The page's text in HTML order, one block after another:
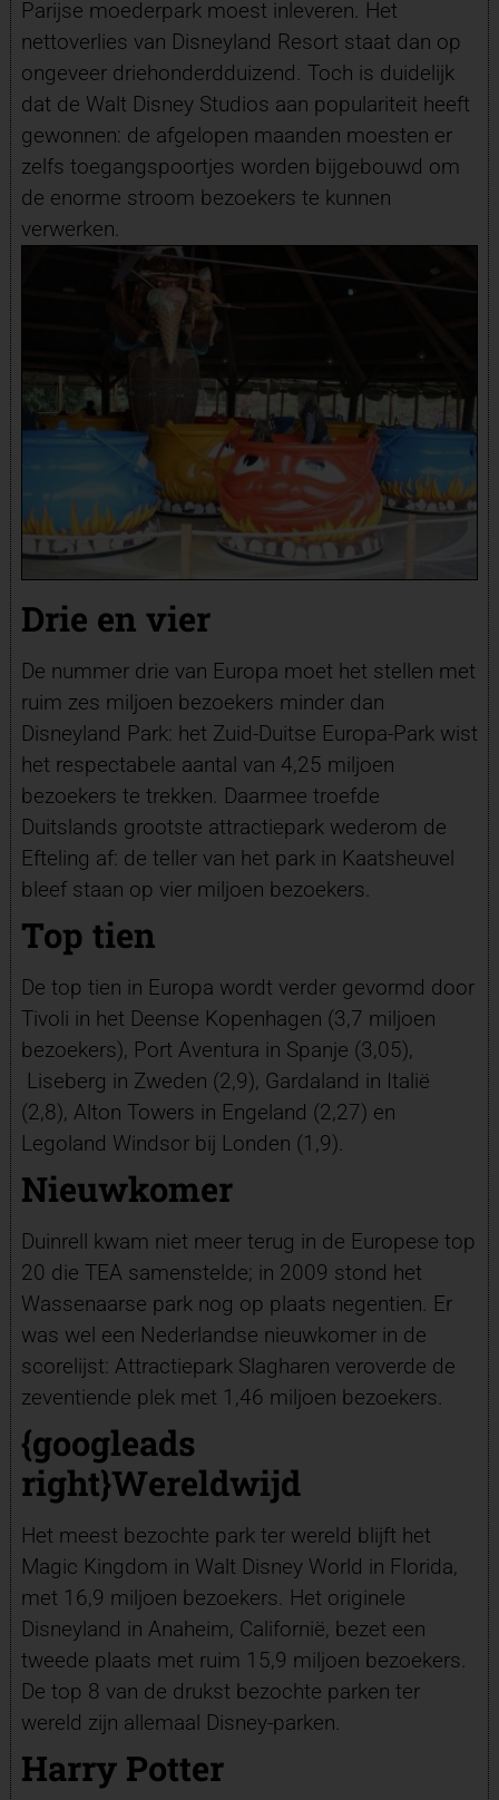
Parijse moederpark moest inleveren. Het
nettoverlies van Disneyland Resort staat dan op
ongeveer driehonderdduizend. Toch is duidelijk
dat de Walt Disney Studios aan populariteit heeft
gewonnen: de afgelopen maanden moesten er
zelfs toegangspoortjes worden bijgebouwd om
de enorme stroom bezoekers te kunnen
verwerken.
Drie en vier
De nummer drie van Europa moet het stellen met
ruim zes miljoen bezoekers minder dan
Disneyland Park: het Zuid-Duitse Europa-Park wist
het respectabele aantal van 4,25 miljoen
bezoekers te trekken. Daarmee troefde
Duitslands grootste attractiepark wederom de
Efteling af: de teller van het park in Kaatsheuvel
bleef staan op vier miljoen bezoekers.
Top tien
De top tien in Europa wordt verder gevormd door
Tivoli in het Deense Kopenhagen (3,7 miljoen
bezoekers), Port Aventura in Spanje (3,05),
Liseberg in Zweden (2,9), Gardaland in Italië
(2,8), Alton Towers in Engeland (2,27) en
Legoland Windsor bij Londen (1,9).
Nieuwkomer
Duinrell kwam niet meer terug in de Europese top
20 die TEA samenstelde; in 2009 stond het
Wassenaarse park nog op plaats negentien. Er
was wel een Nederlandse nieuwkomer in de
scorelijst: Attractiepark Slagharen veroverde de
zeventiende plek met 1,46 miljoen bezoekers.
{googleads
right}Wereldwijd
Het meest bezochte park ter wereld blijft het
Magic Kingdom in Walt Disney World in Florida,
met 16,9 miljoen bezoekers. Het originele
Disneyland in Anaheim, Californië, bezet een
tweede plaats met ruim 15,9 miljoen bezoekers.
De top 8 van de drukst bezochte parken ter
wereld zijn allemaal Disney-parken.
Harry Potter